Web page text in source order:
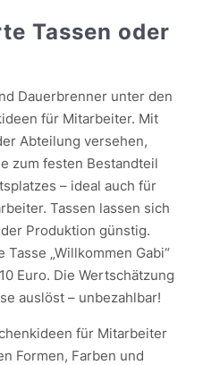
Tassen oder
Dauerbrenner unter den
für Mitarbeiter. Mit
Abteilung versehen,
zum festen Bestandteil
– ideal auch für
Tassen lassen sich
Produktion günstig.
„Willkommen Gabi“
Euro. Die Wertschätzung
auslöst – unbezahlbar!
für Mitarbeiter
Formen, Farben und